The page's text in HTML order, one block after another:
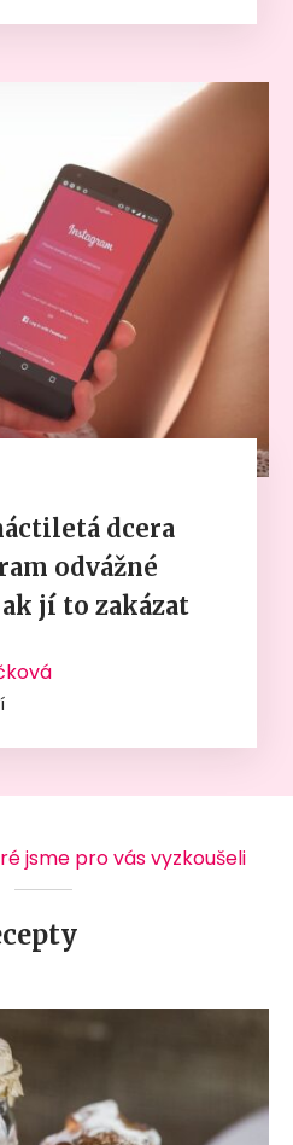
dcera
odvážné
jí to zakázat
jsme pro vás vyzkoušeli